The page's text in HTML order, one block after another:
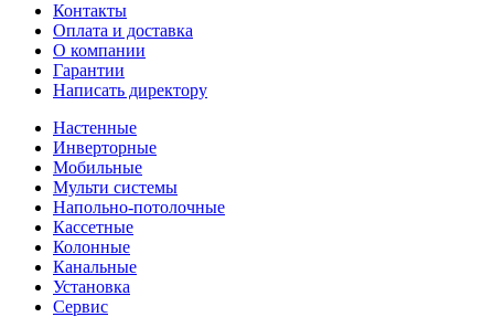
Контакты
Оплата и доставка
О компании
Гарантии
Написать директору
Настенные
Инверторные
Мобильные
Мульти системы
Напольно-потолочные
Кассетные
Колонные
Канальные
Установка
Сервис